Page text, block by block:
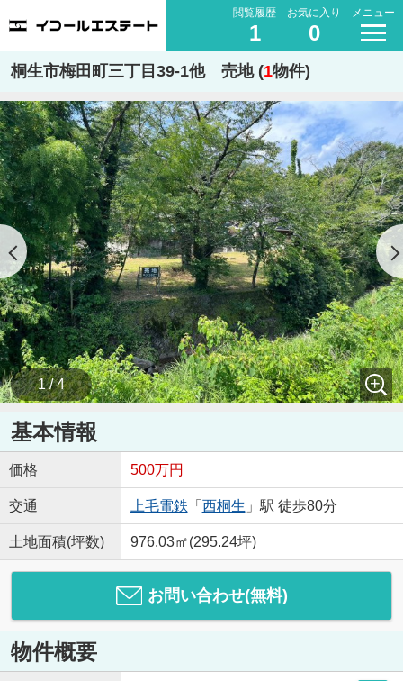
閲覧履歴
1
お気に入り
0
メニュー
桐生市梅田町三丁目39-1他 売地 (1物件)
1 / 4
基本情報
価格 500万円
交通 上毛電鉄 「 西桐生 」駅 徒歩80分
土地面積(坪数) 976.03㎡(295.24坪)
お問い合わせ(無料)
物件概要